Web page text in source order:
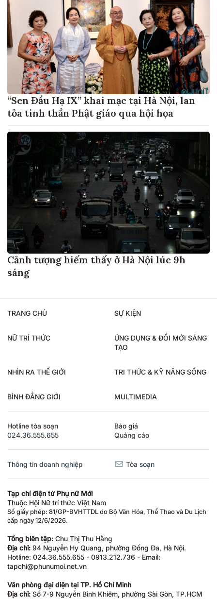
“Sen Đầu Hạ IX” khai mạc tại Hà Nội, lan
tỏa tinh thần Phật giáo qua hội họa
Cảnh tượng hiếm thấy ở Hà Nội lúc 9h
sáng
TRANG CHỦ SỰ KIỆN
NỮ TRÍ THỨC
ỨNG DỤNG & ĐỔI MỚI SÁNG
TẠO
NHÌN RA THẾ GIỚI TRI THỨC & KỸ NĂNG SỐNG
BÌNH ĐẲNG GIỚI MULTIMEDIA
Hotline tòa soạn
024.36.555.655
Báo giá
Quảng cáo
Thông tin doanh nghiệp Tòa soạn
Tạp chí điện tử Phụ nữ Mới
Thuộc Hội Nữ trí thức Việt Nam
Số giấy phép: 81/GP-BVHTTDL do Bộ Văn Hóa, Thể Thao và Du Lịch
cấp ngày 12/6/2026.
Tổng biên tập: Chu Thị Thu Hằng
Địa chỉ: 94 Nguyễn Hy Quang, phường Đống Đa, Hà Nội.
Hotline: 024.36.555.655 - 0913.212.736 - Email:
tapchi@phunumoi.net.vn
Văn phòng đại diện tại TP. Hồ Chí Minh
Địa chỉ: Số 7-9 Nguyễn Bỉnh Khiêm, phường Sài Gòn, TP.HCM